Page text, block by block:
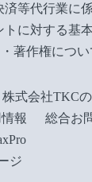
等代行業に
トに対する基
著作権につい
株式会社TKC
報
総合お
ジ